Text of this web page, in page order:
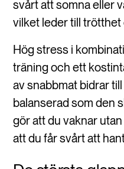
svårt att somna eller
vilket leder till
Hög stress i
träning och ett
av snabbmat bidrar
balanserad som den
gör att du vaknar
att du får svårt att